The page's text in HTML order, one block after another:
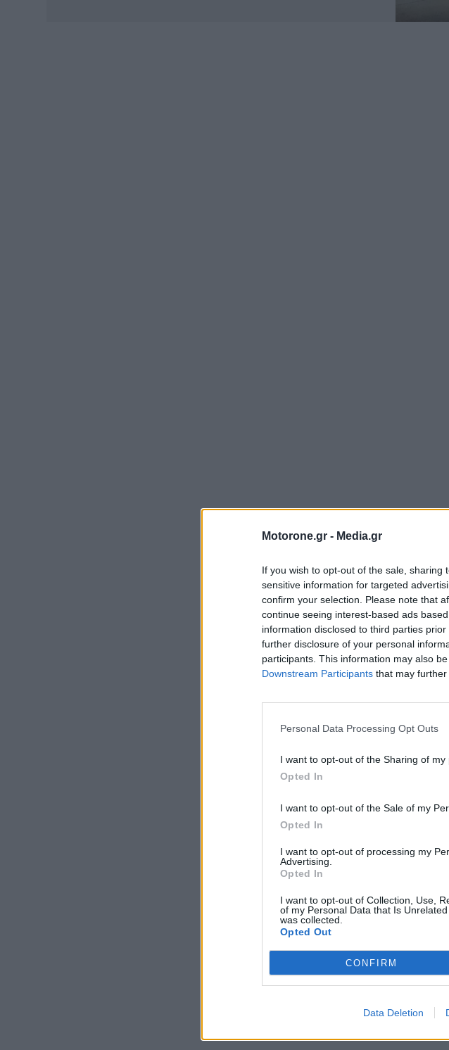
Motorone.gr - Media.gr
If you wish to opt-out of the sale,
sensitive information for targeted
confirm your selection. Please note that
continue seeing interest-based ads
information disclosed to third parties
further disclosure of your personal
participants. This information may also
Downstream Participants that may further
Personal Data Processing Opt Outs
I want to opt-out of the Sharing of my
Opted In
I want to opt-out of the Sale of my
Opted In
I want to opt-out of processing my
Advertising.
Opted In
I want to opt-out of Collection, Use,
of my Personal Data that Is
was collected.
Opted Out
CONFIRM
Data Deletion